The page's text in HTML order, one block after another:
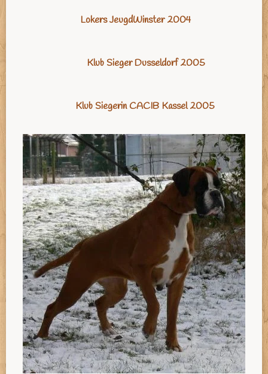
Lokers JeugdWinster 2004
Klub Sieger Dusseldorf 2005
Klub Siegerin CACIB Kassel 2005